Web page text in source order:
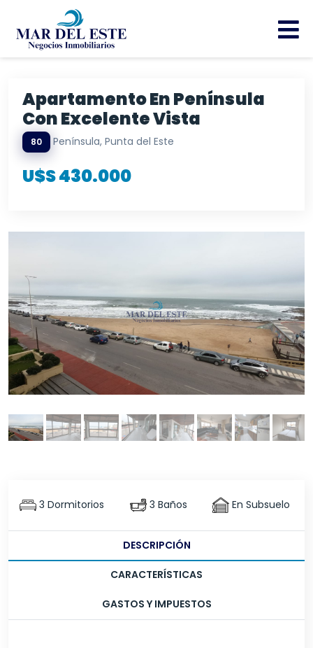
Apartamento En Península
Con Excelente Vista
80 Península, Punta del Este
U$S 430.000
3 Dormitorios 3 Baños En Subsuelo
DESCRIPCIÓN
CARACTERÍSTICAS
GASTOS Y IMPUESTOS